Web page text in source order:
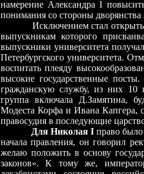
намерение Александра I
понимания со стороны дворянства
Исключением стал открытый в
выпускникам которого
выпускники университета
Петербургского университета.
воспитать плеяду
высокие государственные
гражданскую службу, из них 10
группа включала Д.Замятина,
Модеста Корфа и Ивана Капгера,
правосудия в последующие
Для Николая I право
начала правления, он говорил
желаю положить в основу
законов». К тому же,